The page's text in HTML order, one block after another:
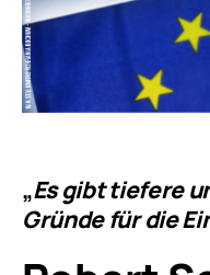
„Es gibt tiefere
Gründe für die